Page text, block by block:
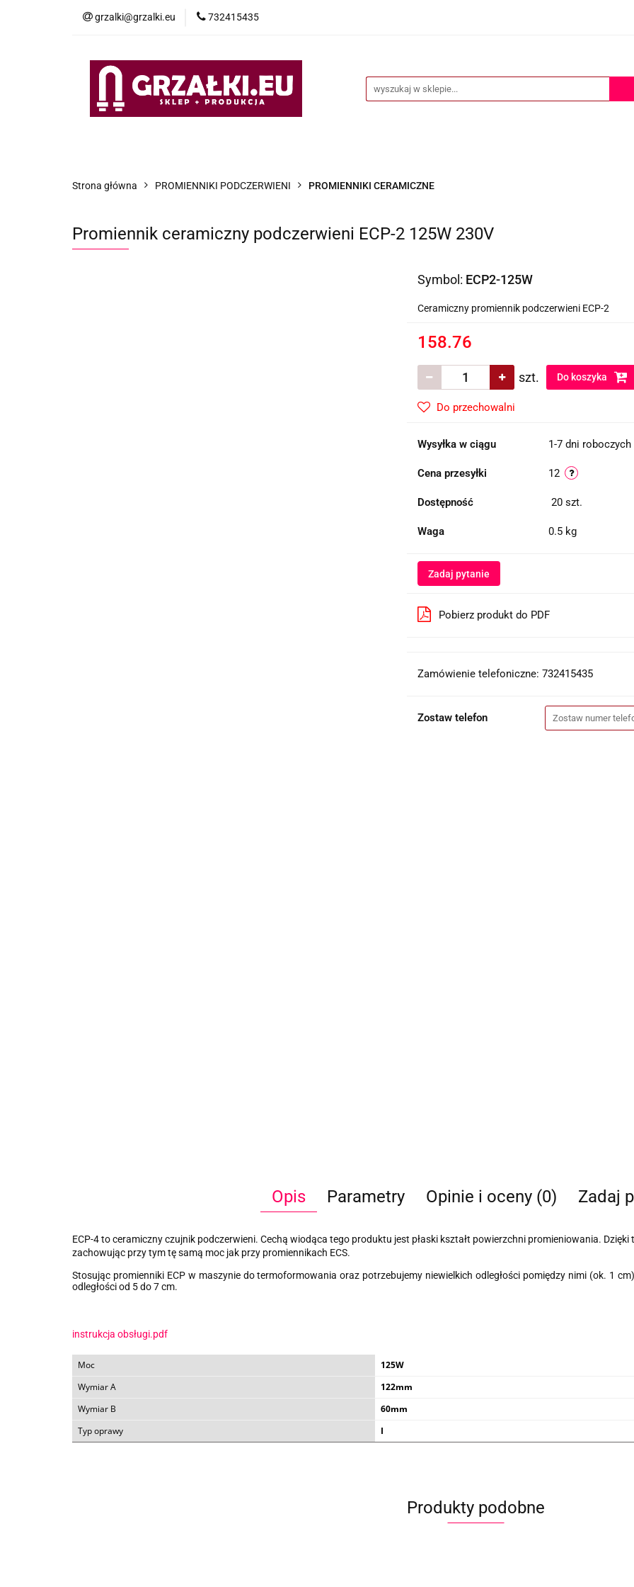
grzalki@grzalki.eu 732415435
Strona główna PROMIENNIKI PODCZERWIENI PROMIENNIKI CERAMICZNE
Promiennik ceramiczny podczerwieni ECP-2 125W 230V
Symbol: ECP2-125W
Ceramiczny promiennik podczerwieni ECP-2
158.76
szt. Do koszyka
Do przechowalni
Wysyłka w ciągu 1-7 dni roboczych
Cena przesyłki 12
Dostępność 20 szt.
Waga 0.5 kg
Zadaj pytanie
Pobierz produkt do PDF
Zamówienie telefoniczne: 732415435
Zostaw telefon
Opis Parametry Opinie i oceny (0) Zadaj
ECP-4 to ceramiczny czujnik podczerwieni. Cechą wiodąca tego produktu jest płaski kształt powierzchni promieniowania.
zachowując przy tym tę samą moc jak przy promiennikach ECS.
Stosując promienniki ECP w maszynie do termoformowania oraz potrzebujemy niewielkich odległości pomiędzy nimi (ok. 1
odległości od 5 do 7 cm.
instrukcja obsługi.pdf
Moc
125W
Wymiar A
122mm
Wymiar B
60mm
Typ oprawy
I
Produkty podobne